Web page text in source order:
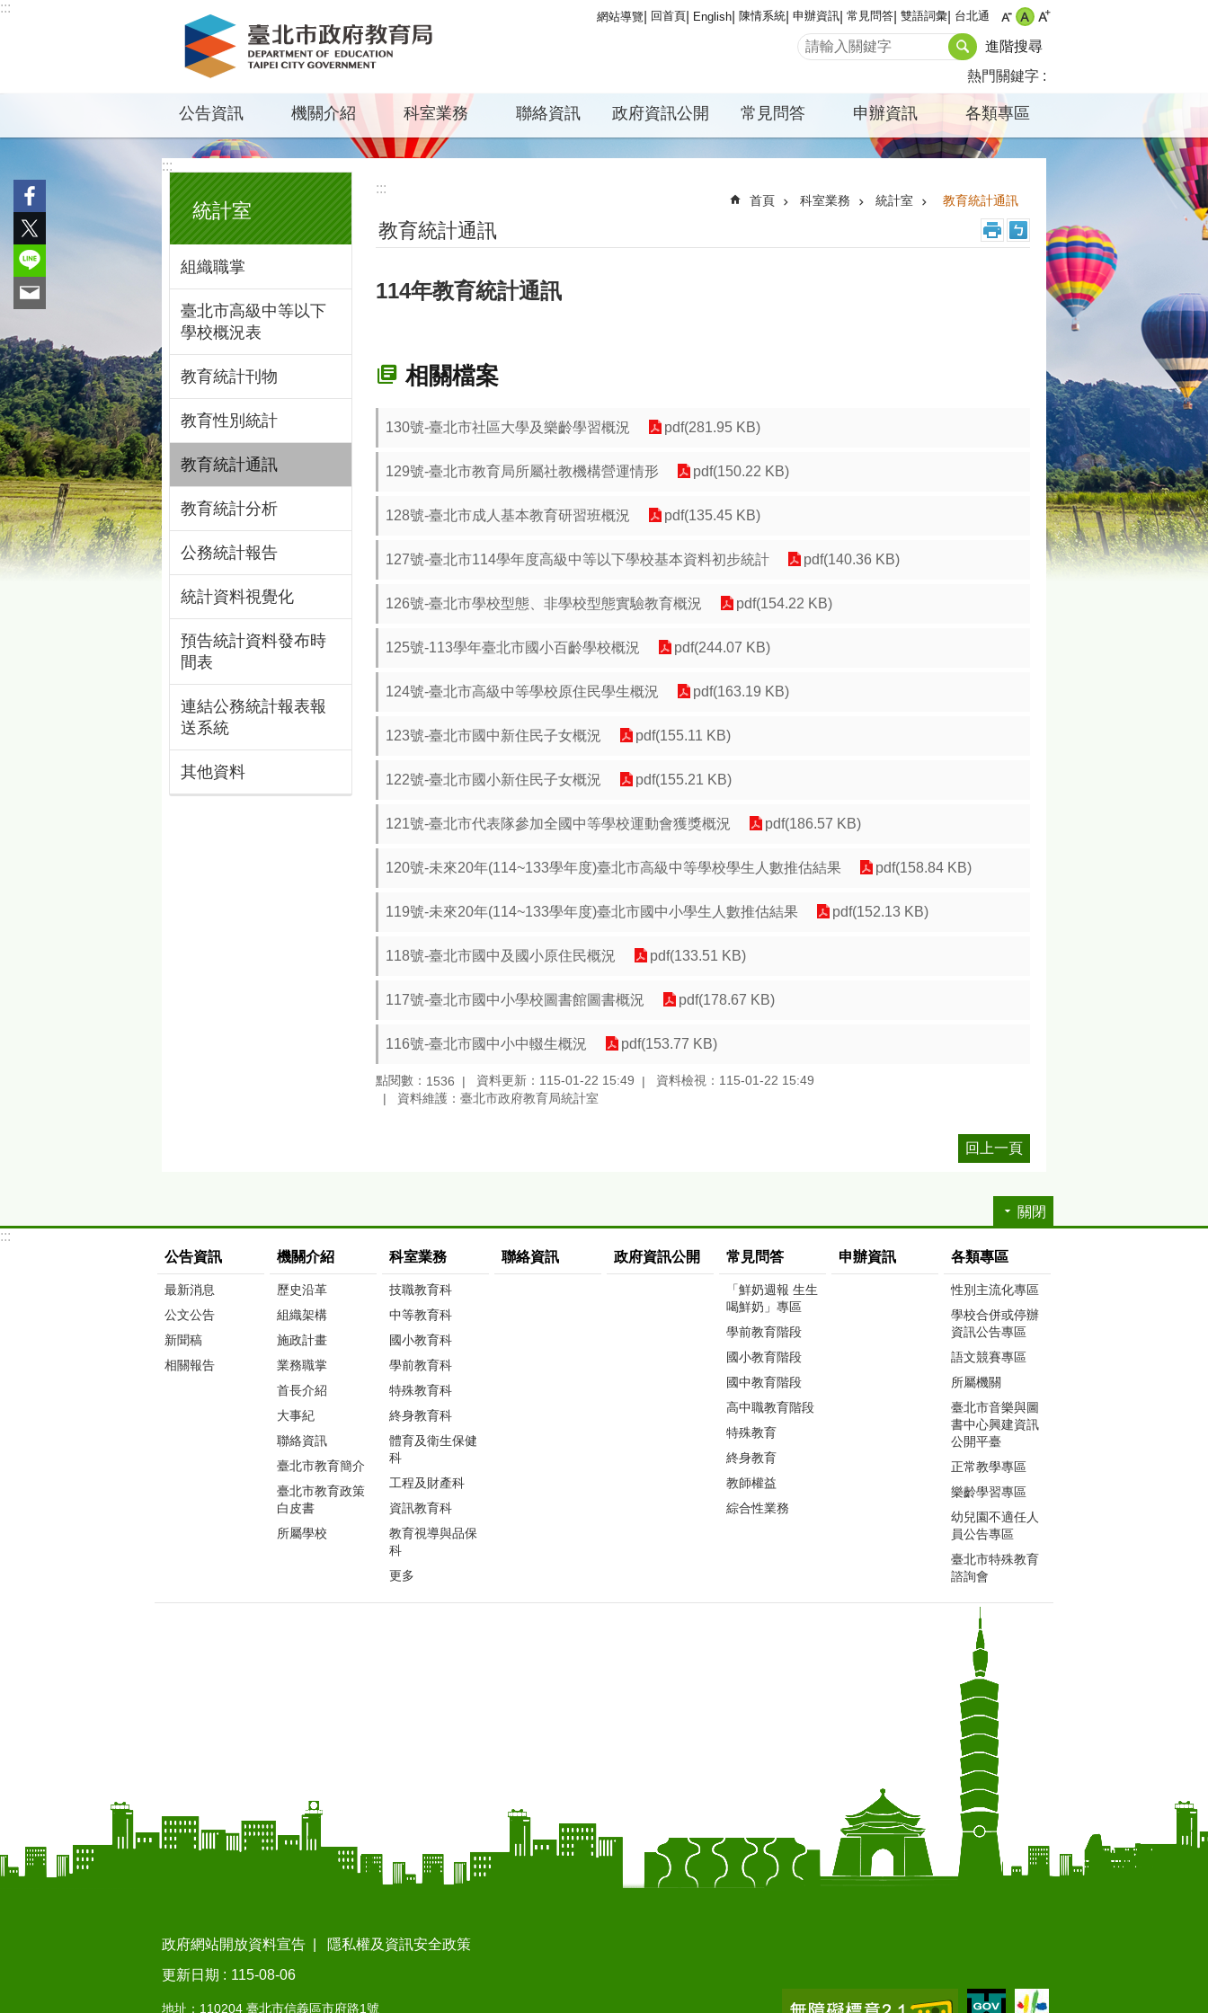
跳到主要內容區塊
:::
網站導覽 回首頁 English 陳情系統 申辦資訊 常見問答 雙語詞彙 台北通
進階搜尋
熱門關鍵字
公告資訊 機關介紹 科室業務 聯絡資訊 政府資訊公開 常見問答 申辦資訊 各類專區
:::
統計室
組織職掌
臺北市高級中等以下
學校概況表
教育統計刊物
教育性別統計
教育統計通訊
教育統計分析
公務統計報告
統計資料視覺化
預告統計資料發布時
間表
連結公務統計報表報
送系統
其他資料
:::
首頁 科室業務 統計室 教育統計通訊
教育統計通訊
114年教育統計通訊
相關檔案
130號-臺北市社區大學及樂齡學習概況 pdf(281.95 KB)
129號-臺北市教育局所屬社教機構營運情形 pdf(150.22 KB)
128號-臺北市成人基本教育研習班概況 pdf(135.45 KB)
127號-臺北市114學年度高級中等以下學校基本資料初步統計 pdf(140.36 KB)
126號-臺北市學校型態、非學校型態實驗教育概況 pdf(154.22 KB)
125號-113學年臺北市國小百齡學校概況 pdf(244.07 KB)
124號-臺北市高級中等學校原住民學生概況 pdf(163.19 KB)
123號-臺北市國中新住民子女概況 pdf(155.11 KB)
122號-臺北市國小新住民子女概況 pdf(155.21 KB)
121號-臺北市代表隊參加全國中等學校運動會獲獎概況 pdf(186.57 KB)
120號-未來20年(114~133學年度)臺北市高級中等學校學生人數推估結果 pdf(158.84 KB)
119號-未來20年(114~133學年度)臺北市國中小學生人數推估結果 pdf(152.13 KB)
118號-臺北市國中及國小原住民概況 pdf(133.51 KB)
117號-臺北市國中小學校圖書館圖書概況 pdf(178.67 KB)
116號-臺北市國中小中輟生概況 pdf(153.77 KB)
點閱數： 1536 資料更新：115-01-22 15:49
資料檢視：115-01-22 15:49
資料維護：臺北市政府教育局統計室
回上一頁
關閉
:::
公告資訊
最新消息
公文公告
新聞稿
相關報告
機關介紹
歷史沿革
組織架構
施政計畫
業務職掌
首長介紹
大事紀
聯絡資訊
臺北市教育簡介
臺北市教育政策
白皮書
所屬學校
科室業務
技職教育科
中等教育科
國小教育科
學前教育科
特殊教育科
終身教育科
體育及衛生保健
科
工程及財產科
資訊教育科
教育視導與品保
科
更多
聯絡資訊 政府資訊公開 常見問答
「鮮奶週報 生生
喝鮮奶」專區
學前教育階段
國小教育階段
國中教育階段
高中職教育階段
特殊教育
終身教育
教師權益
綜合性業務
申辦資訊 各類專區
性別主流化專區
學校合併或停辦
資訊公告專區
語文競賽專區
所屬機關
臺北市音樂與圖
書中心興建資訊
公開平臺
正常教學專區
樂齡學習專區
幼兒園不適任人
員公告專區
臺北市特殊教育
諮詢會
政府網站開放資料宣告
隱私權及資訊安全政策
更新日期
115-08-06
地址：110204 臺北市信義區市府路1號